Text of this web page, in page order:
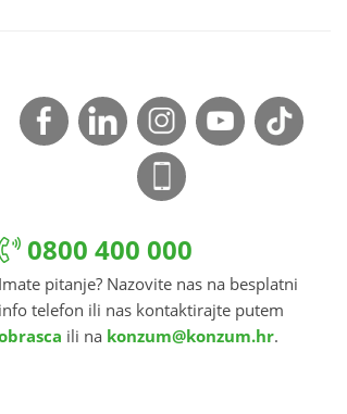
0800 400 000
Imate pitanje? Nazovite nas na besplatni
info telefon ili nas kontaktirajte putem
ili na konzum@konzum.hr.